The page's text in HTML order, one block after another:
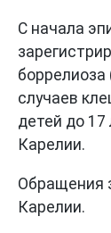
С начала
боррелиоза
случаев
детей до
Карелии.
Обращения
Карелии.